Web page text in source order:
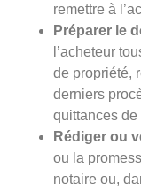
remettre à
Préparer le
l’acheteur
de propriété,
derniers
quittances de
Rédiger ou
ou la
notaire ou,